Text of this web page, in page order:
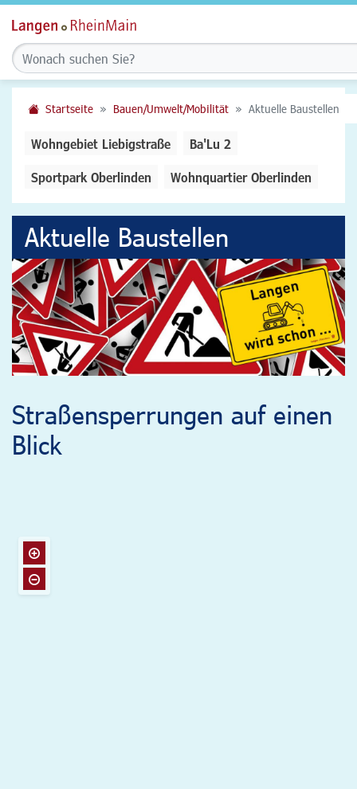
Startseite Bauen/Umwelt/Mobilität Aktuelle Baustellen
Wohngebiet Liebigstraße Ba'Lu 2
Sportpark Oberlinden Wohnquartier Oberlinden
Aktuelle Baustellen
Straßensperrungen auf einen
Blick